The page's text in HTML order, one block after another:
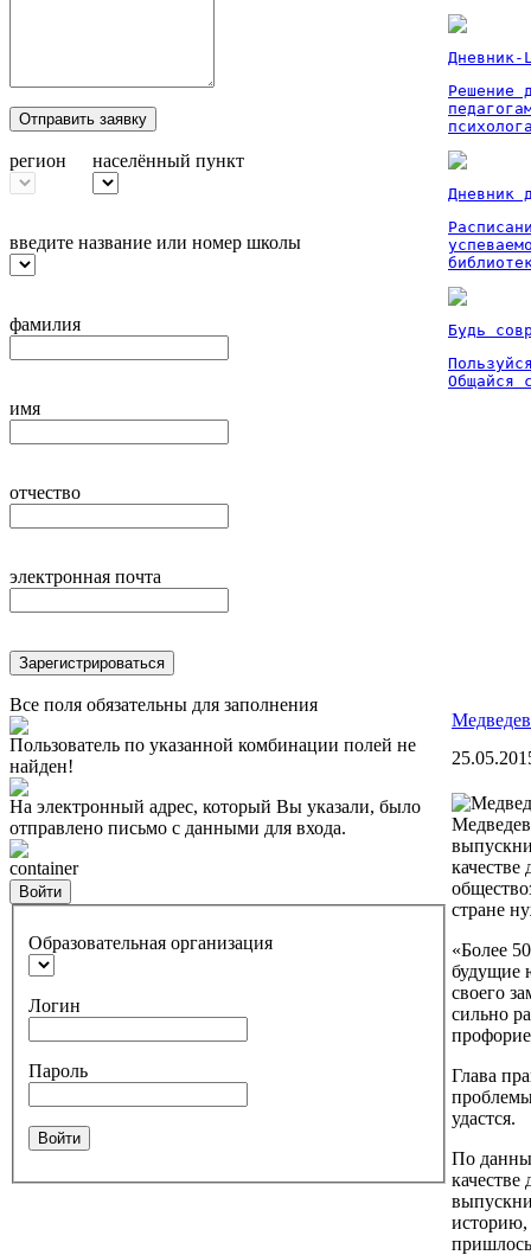
Отправить заявку
регион населённый пункт
введите название или номер школы
фамилия
имя
отчество
электронная почта
Зарегистрироваться
Все поля обязательны для заполнения
Пользователь по указанной комбинации полей не
найден!
На электронный адрес, который Вы указали, было
отправлено письмо с данными для входа.
container
Войти
Образовательная организация
Логин
Пароль
Войти
Дневник-
Решение
Дневник
Будь
Общайся
стране
«Более
будущие
своего
сильно
Глава
удастся.
По
качестве
историю,